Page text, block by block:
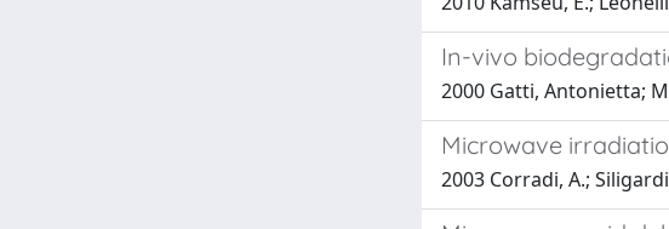
In-vivo
2000 Gatti, Antonietta;
Microwave
2003 Corradi, A.;